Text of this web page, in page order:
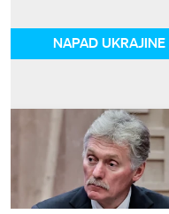
NAPAD UKRAJINE